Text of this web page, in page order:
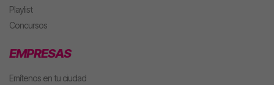
Playlist
Concursos
EMPRESAS
Emítenos en tu ciudad